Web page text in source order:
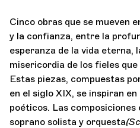
Cinco obras que se mueven
y la confianza, entre la
esperanza de la vida eterna,
misericordia de los fieles
Estas piezas, compuestas
en el siglo XIX, se inspiran
poéticos. Las
soprano solista y orquesta